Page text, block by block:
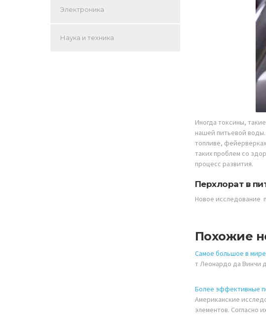
Иногда токсины,
нашей питьевой
топливе,
таких проблем со
процесс развития.
Перхлорат в
Новое исследование
Похожие
Самое большое в
т Леонардо да Винчи
Более эффективные
Американские
элементов. Согласно
Электроника
Наука и техника